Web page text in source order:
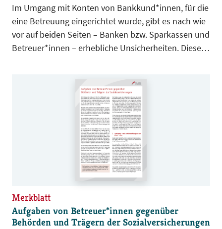
Im Umgang mit Konten von Bankkund*innen, für die
eine Betreuung eingerichtet wurde, gibt es nach wie
vor auf beiden Seiten – Banken bzw. Sparkassen und
Betreuer*innen – erhebliche Unsicherheiten. Dieses
Geschäftsbeziehung zu erreichen.
Merkblatt
Aufgaben von Betreuer*innen gegenüber
Behörden und Trägern der Sozialversicherungen